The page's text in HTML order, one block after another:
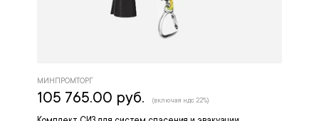
МИНПРОМТОРГ
105 765.00 руб. (включая ндс 22%)